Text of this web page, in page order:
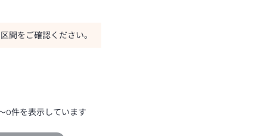
間をご確認ください。
0件を表示しています